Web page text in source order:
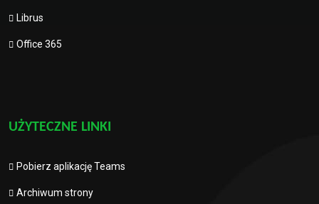
Librus
Office 365
UŻYTECZNE LINKI
Pobierz aplikację Teams
Archiwum strony